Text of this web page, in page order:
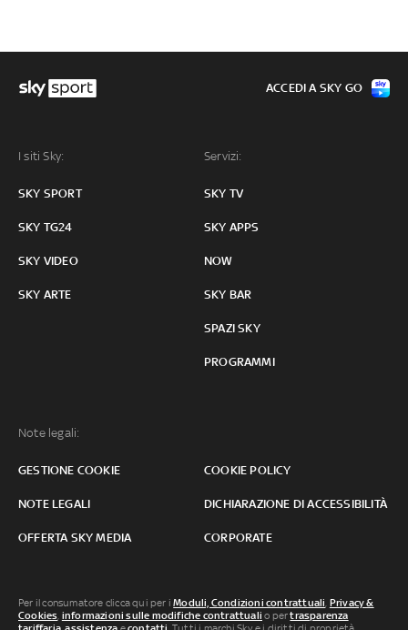
I siti Sky:
SKY SPORT
SKY TG24
SKY VIDEO
SKY ARTE
Servizi:
SKY TV
SKY APPS
NOW
SKY BAR
SPAZI SKY
PROGRAMMI
Note legali:
GESTIONE COOKIE COOKIE POLICY
NOTE LEGALI DICHIARAZIONE DI ACCESSIBILITÀ
OFFERTA SKY MEDIA CORPORATE
ACCEDI A SKY GO
Per il consumatore clicca qui per iModuli, Condizioni contrattuali, Privacy &
Cookies, informazioni sulle modifiche contrattuali o pertrasparenza